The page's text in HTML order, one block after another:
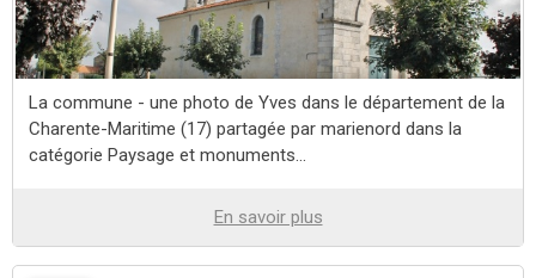
La commune - une photo de Yves dans le département de la
Charente-Maritime (17) partagée par marienord dans la
catégorie Paysage et monuments...
En savoir plus